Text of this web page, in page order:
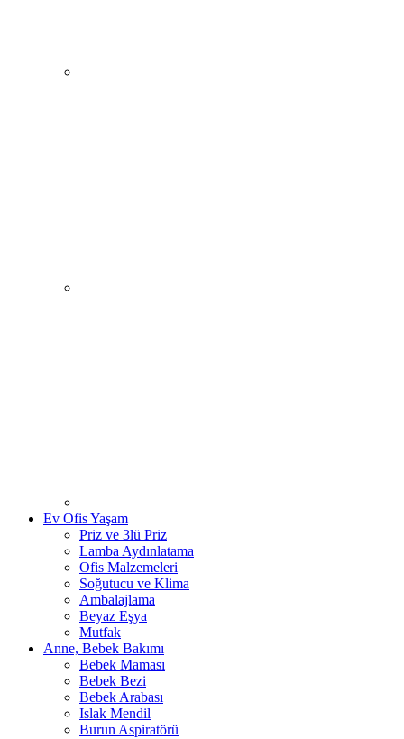
Ev Ofis Yaşam
Priz ve 3lü Priz
Lamba Aydınlatama
Ofis Malzemeleri
Soğutucu ve Klima
Ambalajlama
Beyaz Eşya
Mutfak
Anne, Bebek Bakımı
Bebek Maması
Bebek Bezi
Bebek Arabası
Islak Mendil
Burun Aspiratörü